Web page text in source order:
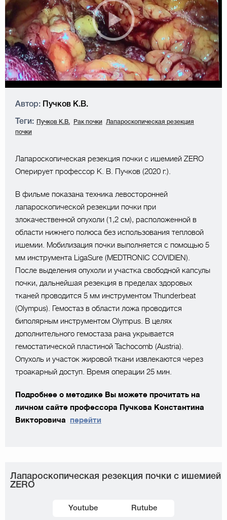
Автор: Пучков К.В.
Теги: Пучков К.В. Рак почки
Лапароскопическая резекция
почки
Лапароскопическая резекция почки с ишемией ZERO
Оперирует профессор К. В. Пучков (2020 г.).
В фильме показана техника левосторонней
лапароскопической резекции почки при
злокачественной опухоли (1,2 см), расположенной в
области нижнего полюса без использования тепловой
ишемии. Мобилизация почки выполняется с помощью 5
мм инструмента LigaSure (MEDTRONIC COVIDIEN).
После выделения опухоли и участка свободной капсулы
почки, дальнейшая резекция в пределах здоровых
тканей проводится 5 мм инструментом Thunderbeat
(Olympus). Гемостаз в области ложа проводится
биполярным инструментом Olympus. В целях
дополнительного гемостаза рана укрывается
гемостатической пластиной Tachocomb (Austria).
Опухоль и участок жировой ткани извлекаются через
троакарный доступ. Время операции 25 мин.
Подробнее о методике Вы можете прочитать на
личном сайте профессора Пучкова Константина
Викторовича перейти
Лапароскопическая резекция почки с ишемией
ZERO
Youtube Rutube